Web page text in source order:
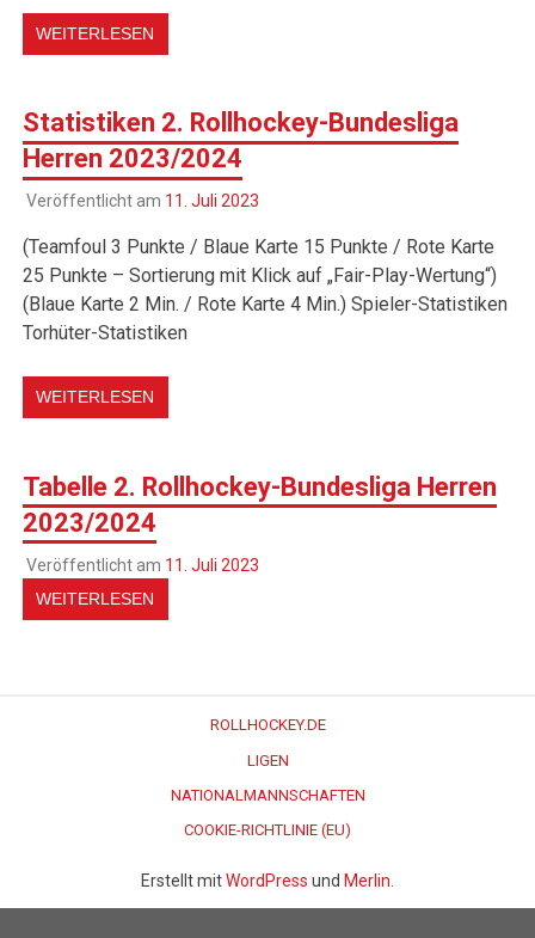
WEITERLESEN
Statistiken 2. Rollhockey-Bundesliga
Herren 2023/2024
Veröffentlicht am 11. Juli 2023
(Teamfoul 3 Punkte / Blaue Karte 15 Punkte / Rote Karte
25 Punkte – Sortierung mit Klick auf „Fair-Play-Wertung“)
(Blaue Karte 2 Min. / Rote Karte 4 Min.) Spieler-Statistiken
Torhüter-Statistiken
WEITERLESEN
Tabelle 2. Rollhockey-Bundesliga Herren
2023/2024
Veröffentlicht am 11. Juli 2023
WEITERLESEN
ROLLHOCKEY.DE
LIGEN
NATIONALMANNSCHAFTEN
COOKIE-RICHTLINIE (EU)
Erstellt mitWordPress und Merlin